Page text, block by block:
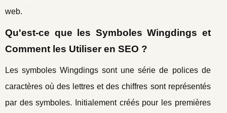
web.
Qu'est-ce que les Symboles Wingdings et
Comment les Utiliser en SEO ?
Les symboles Wingdings sont une série de polices de
caractères où des lettres et des chiffres sont représentés
par des symboles. Initialement créés pour les premières